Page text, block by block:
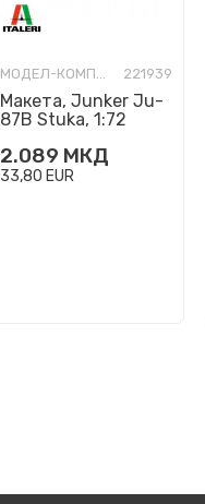
МОДЕЛ-КОМПЛЕТ 221939
Макета, Junker Ju-
87B Stuka, 1:72
2.089 МКД
33,80 EUR